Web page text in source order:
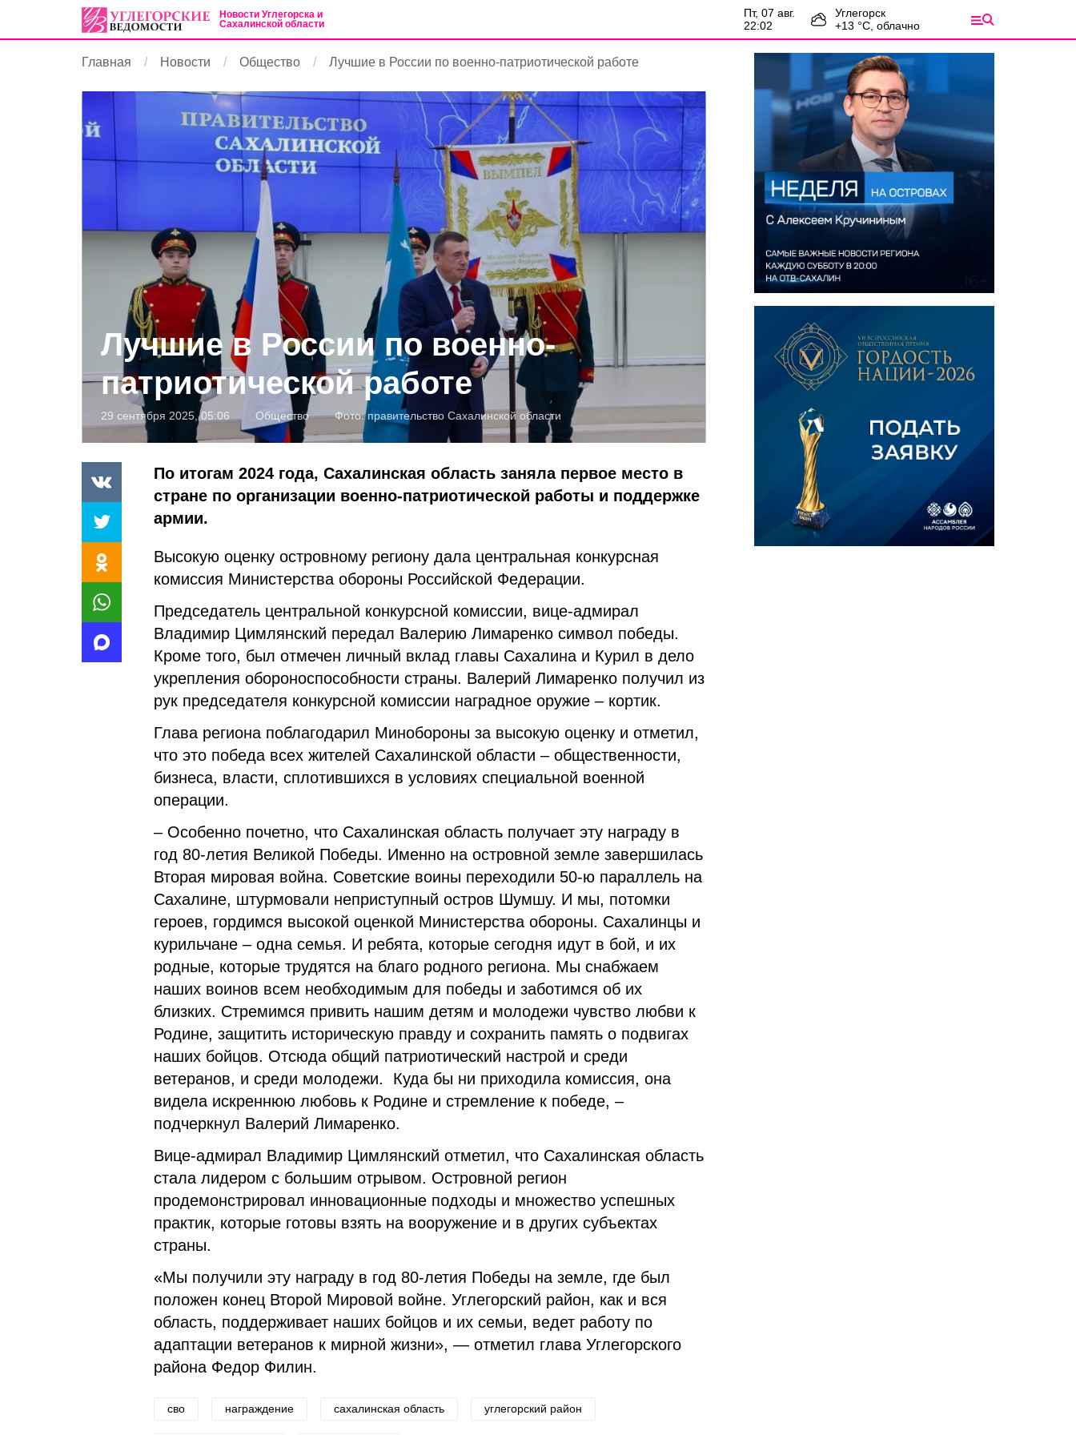
Новости Углегорска и
Сахалинской области
пт, 07 авг.
22:02
Углегорск
+13 °С, облачно
Главная Новости Общество Лучшие в России по военно-патриотической работе
Лучшие в России по военно-
патриотической работе
29 сентября 2025, 05:06 Общество Фото:правительство Сахалинской области
По итогам 2024 года, Сахалинская область заняла первое место в
стране по организации военно-патриотической работы и поддержке
армии.
Высокую оценку островному региону дала центральная конкурсная
комиссия Министерства обороны Российской Федерации.
Председатель центральной конкурсной комиссии, вице-адмирал
Владимир Цимлянский передал Валерию Лимаренко символ победы.
Кроме того, был отмечен личный вклад главы Сахалина и Курил в дело
укрепления обороноспособности страны. Валерий Лимаренко получил из
рук председателя конкурсной комиссии наградное оружие – кортик.
Глава региона поблагодарил Минобороны за высокую оценку и отметил,
что это победа всех жителей Сахалинской области – общественности,
бизнеса, власти, сплотившихся в условиях специальной военной
операции.
– Особенно почетно, что Сахалинская область получает эту награду в
год 80-летия Великой Победы. Именно на островной земле завершилась
Вторая мировая война. Советские воины переходили 50-ю параллель на
Сахалине, штурмовали неприступный остров Шумшу. И мы, потомки
героев, гордимся высокой оценкой Министерства обороны. Сахалинцы и
курильчане – одна семья. И ребята, которые сегодня идут в бой, и их
родные, которые трудятся на благо родного региона. Мы снабжаем
наших воинов всем необходимым для победы и заботимся об их
близких. Стремимся привить нашим детям и молодежи чувство любви к
Родине, защитить историческую правду и сохранить память о подвигах
наших бойцов. Отсюда общий патриотический настрой и среди
ветеранов, и среди молодежи. Куда бы ни приходила комиссия, она
видела искреннюю любовь к Родине и стремление к победе, –
подчеркнул Валерий Лимаренко.
Вице-адмирал Владимир Цимлянский отметил, что Сахалинская область
стала лидером с большим отрывом. Островной регион
продемонстрировал инновационные подходы и множество успешных
практик, которые готовы взять на вооружение и в других субъектах
страны.
«Мы получили эту награду в год 80-летия Победы на земле, где был
положен конец Второй Мировой войне. Углегорский район, как и вся
область, поддерживает наших бойцов и их семьи, ведет работу по
адаптации ветеранов к мирной жизни», — отметил глава Углегорского
района Федор Филин.
сво награждение сахалинская область углегорский район